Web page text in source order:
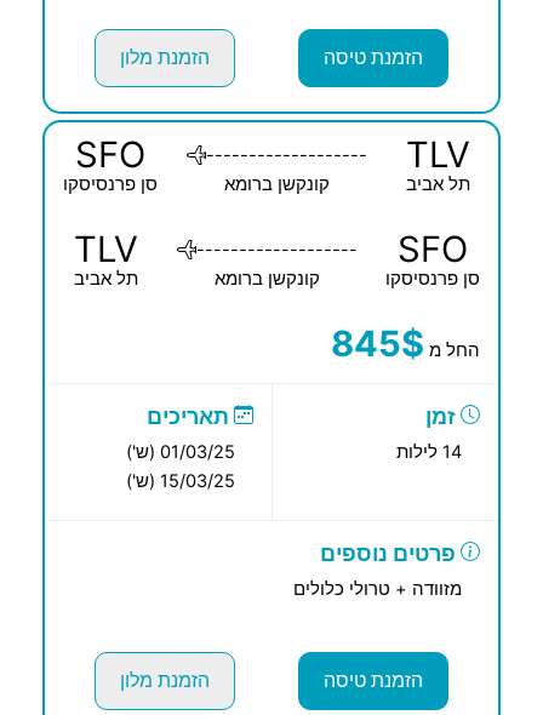
הזמנת טיסה הזמנת מלון
TLV
תל אביב
-------------------
קונקשן ברומא
SFO
סן פרנסיסקו
SFO
סן פרנסיסקו
-------------------
קונקשן ברומא
TLV
תל אביב
החל מ 845$
זמן
14 לילות
תאריכים
01/03/25 (ש')
15/03/25 (ש')
פרטים נוספים
מזוודה + טרולי כלולים
הזמנת טיסה הזמנת מלון